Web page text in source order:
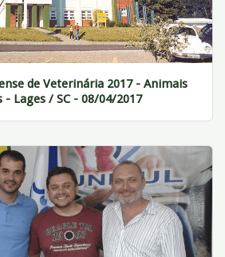
de Veterinária 2017 - Animais
- Lages / SC - 08/04/2017